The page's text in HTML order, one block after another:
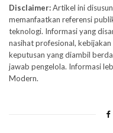
Disclaimer:Artikel ini
memanfaatkan referensi
teknologi. Informasi yang
nasihat profesional,
keputusan yang diambil
jawab pengelola. Informasi
Modern.